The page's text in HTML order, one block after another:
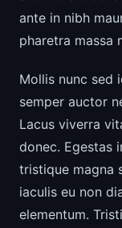
ante in nibh
pharetra massa
Mollis nunc sed
semper auctor
Lacus viverra
donec. Egestas
tristique magna
iaculis eu non
elementum.